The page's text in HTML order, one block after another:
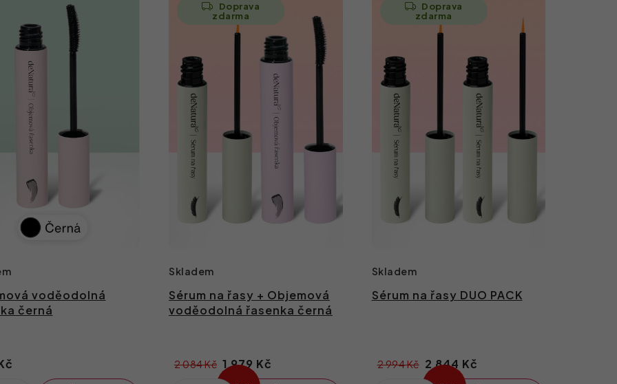
voděodolná
černá
Doprava
zdarma
Sérum na řasy + Objemová
voděodolná řasenka černá
Skladem
1 979 Kč
2 084 Kč
Doprava
zdarma
Sérum na řasy DUO PACK
Skladem
2 844 Kč
2 994 Kč